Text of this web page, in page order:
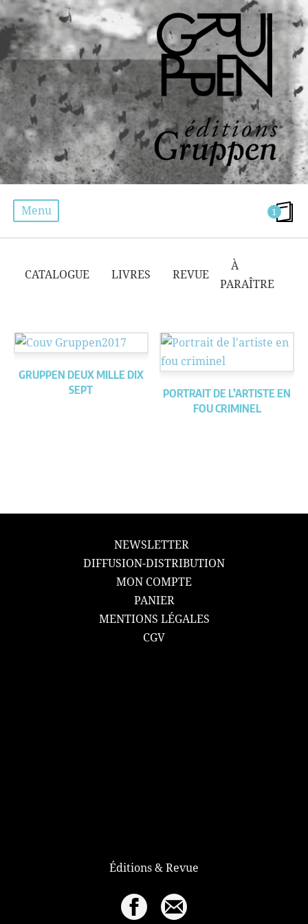
Menu 1
CATALOGUE
LIVRES REVUE
À
PARAÎTRE
GRUPPEN DEUX MILLE DIX
SEPT
PORTRAIT DE L’ARTISTE EN
FOU CRIMINEL
NEWSLETTER
DIFFUSION-DISTRIBUTION
MON COMPTE
PANIER
MENTIONS LÉGALES
CGV
Éditions & Revue